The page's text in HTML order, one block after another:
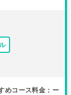
めコース料金 ー